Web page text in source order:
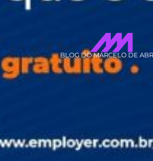
BLOG DO MARCELO DE